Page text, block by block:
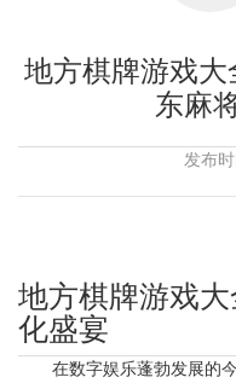
地方棋牌游戏
东麻
发布
地方棋牌游戏
化盛宴
在数字娱乐蓬勃发展的